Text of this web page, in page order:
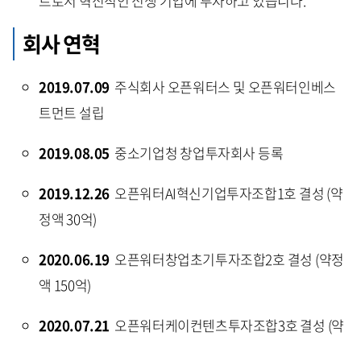
회사 연혁
2019.07.09 주식회사 오픈워터스 및 오픈워터인베스
트먼트 설립
2019.08.05 중소기업청 창업투자회사 등록
2019.12.26 오픈워터AI혁신기업투자조합1호 결성 (약
정액 30억)
2020.06.19 오픈워터창업초기투자조합2호 결성 (약정
액 150억)
2020.07.21 오픈워터케이컨텐츠투자조합3호 결성 (약